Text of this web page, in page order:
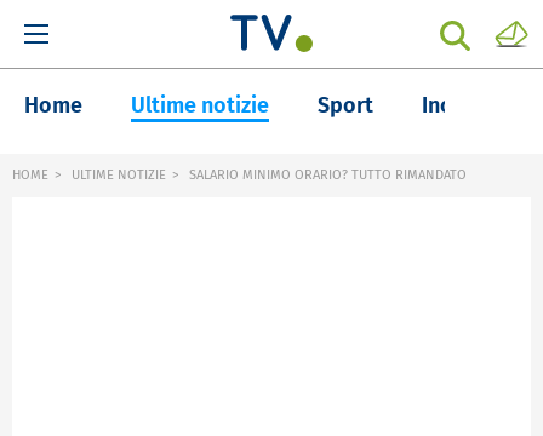
Home Ultime notizie Sport Inchieste
HOME ULTIME NOTIZIE SALARIO MINIMO ORARIO? TUTTO RIMANDATO